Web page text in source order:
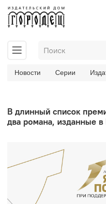
Новости Серии
В длинный список
два романа, изданные